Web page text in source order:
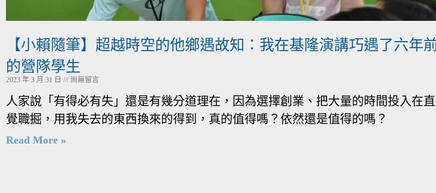
【小賴隨筆】超越時空的他鄉遇故知：我在基隆演講巧遇了六年
的營隊學生
2023 年 3 月 31 日 尚無留言
人家說「有得必有失」還是有幾分道理在，因為選擇創業、把大量的時間投入在直
覺職掘，用我失去的東西換來的得到，真的值得嗎？依然還是值得的嗎？
Read More »